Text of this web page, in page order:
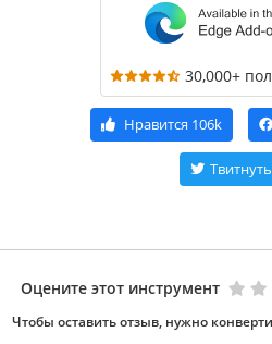
30,000+
Нравится 106k
Твитнуть
Оцените этот инструмент
Чтобы оставить отзыв, нужно